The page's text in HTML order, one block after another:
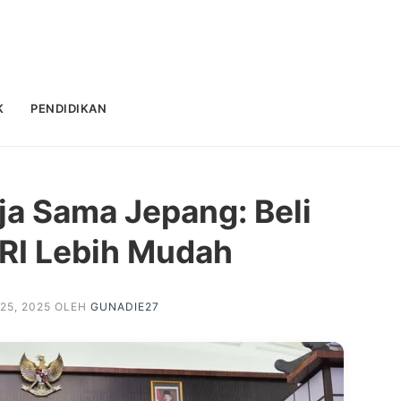
PENDIDIKAN
Sama Jepang: Beli
Lebih Mudah
2025 OLEH GUNADIE27